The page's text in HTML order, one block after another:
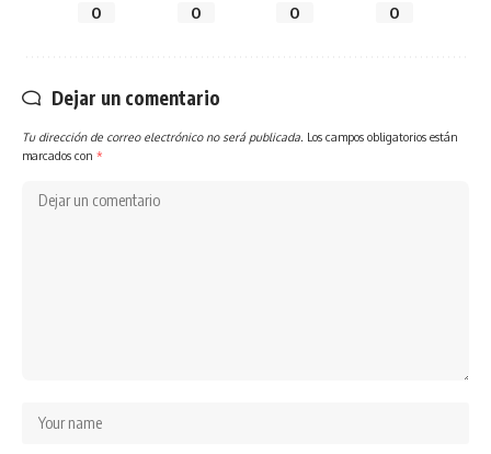
0 0 0 0
Dejar un comentario
Tu dirección de correo electrónico no será publicada. Los campos obligatorios están
marcados con *